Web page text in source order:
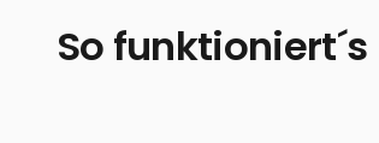
So funktioniert´s